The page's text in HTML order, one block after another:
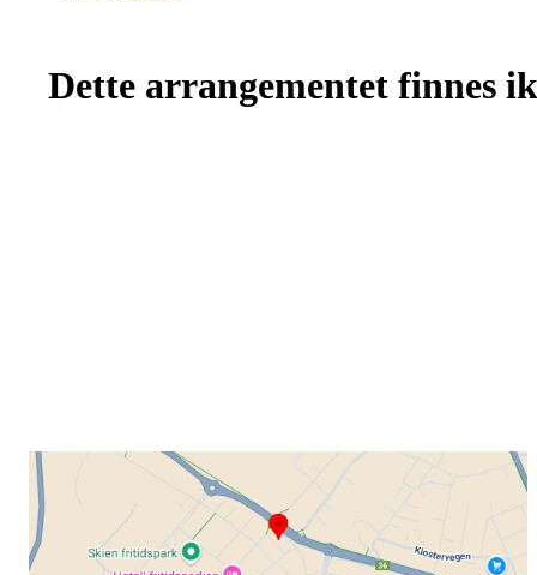
Dette arrangementet finnes